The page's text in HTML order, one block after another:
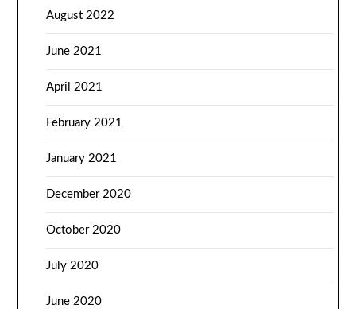
August 2022
June 2021
April 2021
February 2021
January 2021
December 2020
October 2020
July 2020
June 2020